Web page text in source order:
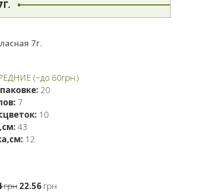
7г.
(~до 60грн.)
20
7
10
43
12
грн Первоначальная
22.56 грн